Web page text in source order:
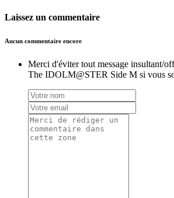
Laissez un commentaire
Aucun commentaire encore
Merci d'éviter tout message insultant/
The IDOLM@STER Side M si vous